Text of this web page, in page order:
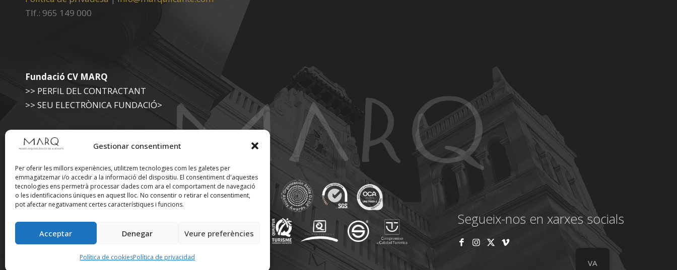
Gestionar consentiment
Per oferir les millors experiències, utilitzem tecnologies com les galetes per
emmagatzemar i/o accedir a la informació del dispositiu. El consentiment d'aquestes
tecnologies ens permetrà processar dades com ara el comportament de navegació
o les identificacions úniques en aquest lloc. No consentir o retirar el consentiment,
pot afectar negativament certes característiques i funcions.
Acceptar Denegar Veure preferències
Política de cookiesPolítica de privacidad
Tlf.: 965 149 000
Fundació CV MARQ
>> PERFIL DEL CONTRACTANT
>> SEU ELECTRÒNICA FUNDACIÓ>
>> SEU ELECTRÒNICA DIPUTACIÓ
Suscríbete a nuestra
Newsletter
Segueix-nos en xarxes socials
VA